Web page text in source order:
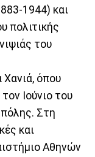
1944) και
πολιτικής
του
Χανιά, όπου
Ιούνιο του
Στη
και
Αθηνών